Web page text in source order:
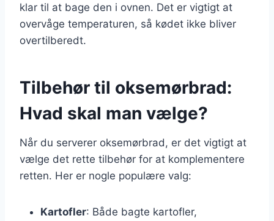
klar til at bage den i ovnen. Det er vigtigt at
overvåge temperaturen, så kødet ikke bliver
overtilberedt.
Tilbehør til oksemørbrad:
Hvad skal man vælge?
Når du serverer oksemørbrad, er det vigtigt at
vælge det rette tilbehør for at komplementere
retten. Her er nogle populære valg:
Kartofler: Både bagte kartofler,